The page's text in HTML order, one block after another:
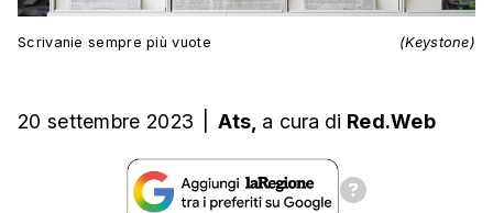
Scrivanie sempre più vuote (Keystone)
20 settembre 2023 Ats, a cura di Red.Web